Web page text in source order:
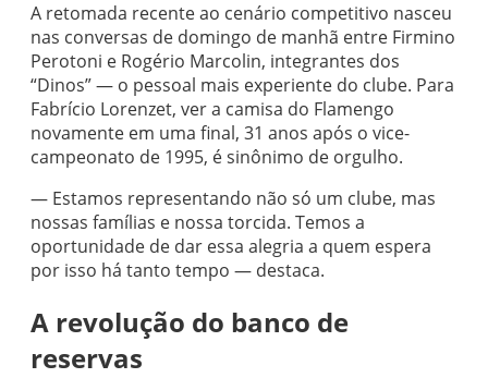
A retomada recente ao cenário competitivo nasceu
nas conversas de domingo de manhã entre Firmino
Perotoni e Rogério Marcolin, integrantes dos
“Dinos” — o pessoal mais experiente do clube. Para
Fabrício Lorenzet, ver a camisa do Flamengo
novamente em uma final, 31 anos após o vice-
campeonato de 1995, é sinônimo de orgulho.
— Estamos representando não só um clube, mas
nossas famílias e nossa torcida. Temos a
oportunidade de dar essa alegria a quem espera
por isso há tanto tempo — destaca.
A revolução do banco de
reservas